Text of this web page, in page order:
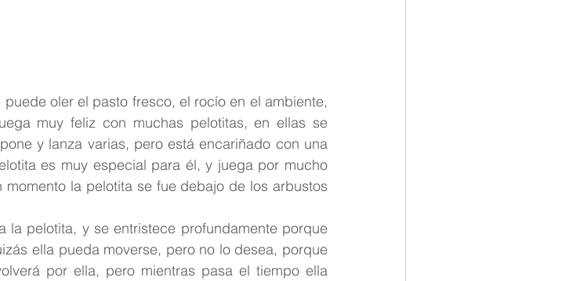
oler el pasto fresco, el rocío en el ambiente,
muy feliz con muchas pelotitas, en ellas se
y lanza varias, pero está encariñado con una
es muy especial para él, y juega por mucho
la pelotita se fue debajo de los arbustos
la pelotita, y se entristece profundamente porque
ella pueda moverse, pero no lo desea, porque
por ella, pero mientras pasa el tiempo ella